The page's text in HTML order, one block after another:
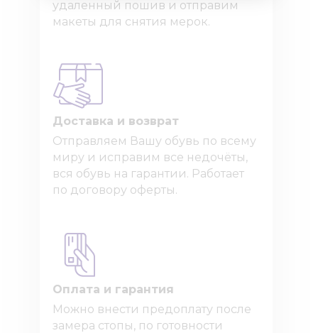
Доставка и возврат
удаленный пошив и отправим
макеты для снятия мерок.
Отправляем Вашу обувь по всему
миру и исправим все недочёты,
вся обувь на гарантии. Работает
по договору оферты.
Оплата и гарантия
Можно внести предоплату после
замера стопы, по готовности